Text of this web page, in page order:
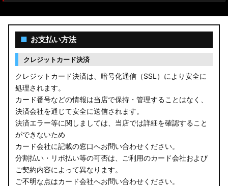
T32 エクストレイル
C28 セレナ
B21A デイズルークス
E13 ノート
E12 ノート
B44A/B45A B47A/B48A ルークス ハイウェイスター
JF3/4 N-BOX カスタム
■ お支払い方法
クレジットカード決済
クレジットカード決済は、暗号化通信（SSL）により安全に
処理されます。
カード番号などの情報は当店で保持・管理することはなく、
決済会社を通じて安全に送信されます。
決済エラー等に関しましては、当店では詳細を確認すること
ができないため
カード会社に記載の窓口へお問い合わせください。
分割払い・リボ払い等の可否は、ご利用のカード会社および
ご契約内容によって異なります。
ご不明な点はカード会社へお問い合わせください。